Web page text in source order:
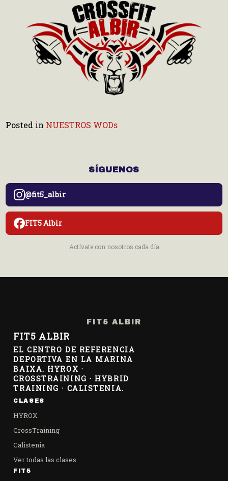
Posted in NUESTROS WODs
SÍGUENOS
@fit5_albir
FIT5 Albir
Actívate con nosotros cada día
FIT5 ALBIR
FIT5 ALBIR
EL CENTRO DE REFERENCIA
DEPORTIVA EN LA MARINA
BAIXA. HYROX ·
CROSSTRAINING · HYBRID
TRAINING · CALISTENIA.
CLASES
HYROX
CrossTraining
Calistenia
Ver todas las clases
FIT5